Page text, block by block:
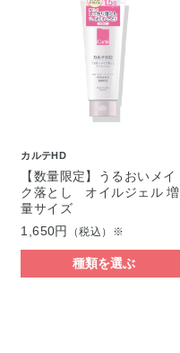
カルテHD
【数量限定】うるおいメイ
ク落とし オイルジェル 増
量サイズ
1,650円
（税込）※
種類を選ぶ